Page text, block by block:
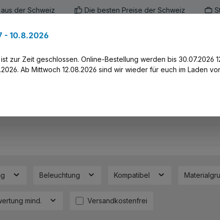
der Schweiz Die besten Preise der Schweiz
Beleuchtung Kompatibel
mind. Filter hinzufügen: Versandkostenfrei
Versandkostenfrei
- 10.8.2026
zur Zeit geschlossen. Online-Bestellung werden bis 30.07.2026
Ab Mittwoch 12.08.2026 sind wir wieder für euch im Laden vor